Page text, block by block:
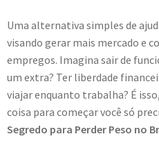
Uma alternativa simples de
visando gerar mais mercado e
empregos. Imagina sair de
um extra? Ter liberdade
viajar enquanto trabalha? É
coisa para começar você só
Segredo para Perder Peso no